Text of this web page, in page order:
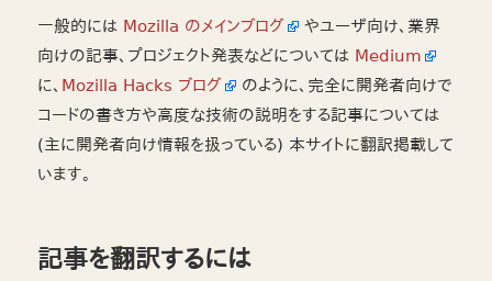
一般的には Mozilla のメインブログ
やユーザ向け、業界
向けの記事、プロジェクト発表などについては Medium
に、 Mozilla Hacks ブログ
のように、完全に開発者向けで
コードの書き方や高度な技術の説明をする記事については
(主に開発者向け情報を扱っている) 本サイトに翻訳掲載して
います。
記事を翻訳するには